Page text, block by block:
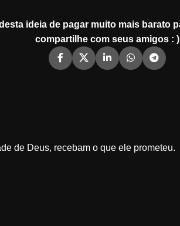
ideia de pagar muito mais barato
compartilhe com seus amigos : )
de Deus, recebam o que ele prometeu.